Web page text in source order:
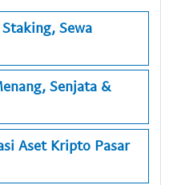
Sewa
Senjata &
Aset Kripto Pasar